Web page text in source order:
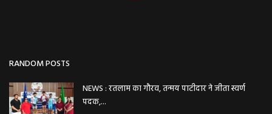
RANDOM POSTS
NEWS : रतलाम का गौरव, तन्मय पाटीदार ने जीता स्वर्ण
पदक,...